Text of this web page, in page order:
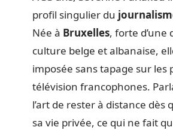
profil singulier du
Née à Bruxelles, forte d’une
culture belge et albanaise,
imposée sans tapage sur les
télévision francophones.
l’art de rester à distance dès
sa vie privée, ce qui ne fait